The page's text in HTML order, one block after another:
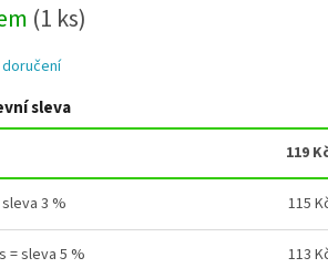
(1 ks)
sleva
119
3 % 115
= sleva 5 % 113